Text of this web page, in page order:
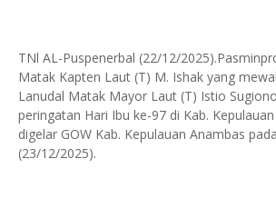
TNl AL-Puspenerbal (22/12/
Matak Kapten Laut (T) M. Ishak yang
Lanudal Matak Mayor Laut (T) Istio
peringatan Hari Ibu ke-97 di Kab.
digelar GOW Kab. Kepulauan Anambas
(23/12/2025).